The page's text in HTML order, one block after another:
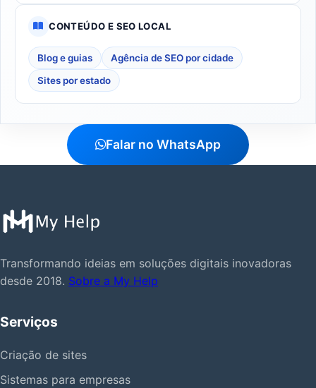
CONTEÚDO E SEO LOCAL
Blog e guias Agência de SEO por cidade
Sites por estado
Falar no WhatsApp
Transformando ideias em soluções digitais inovadoras
desde 2018. Sobre a My Help
Serviços
Criação de sites
Sistemas para empresas